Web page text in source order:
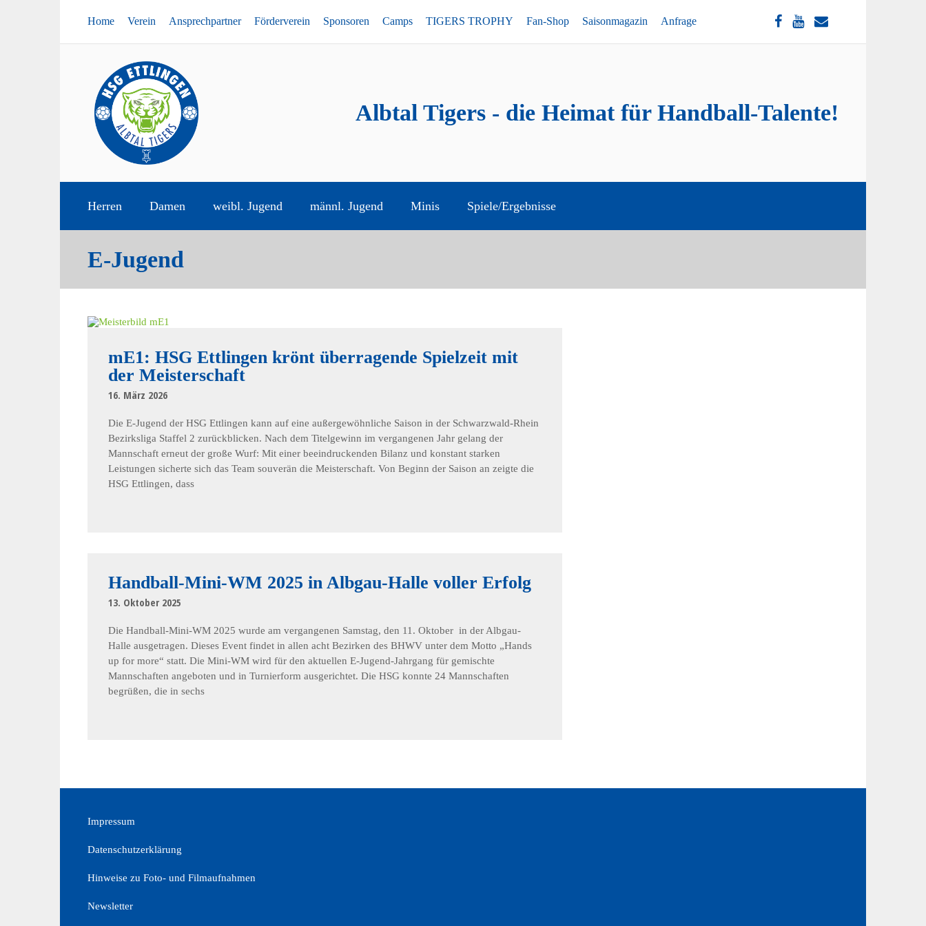
Home Verein Ansprechpartner Förderverein Sponsoren Camps TIGERS TROPHY Fan-Shop Saisonmagazin Anfrage
Albtal Tigers - die Heimat für Handball-Talente!
Herren Damen weibl. Jugend männl. Jugend Minis Spiele/Ergebnisse
E-Jugend
mE1: HSG Ettlingen krönt überragende Spielzeit mit
der Meisterschaft
16. März 2026
Die E-Jugend der HSG Ettlingen kann auf eine außergewöhnliche Saison in der Schwarzwald-Rhein
Bezirksliga Staffel 2 zurückblicken. Nach dem Titelgewinn im vergangenen Jahr gelang der
Mannschaft erneut der große Wurf: Mit einer beeindruckenden Bilanz und konstant starken
Leistungen sicherte sich das Team souverän die Meisterschaft. Von Beginn der Saison an zeigte die
HSG Ettlingen, dass
Handball-Mini-WM 2025 in Albgau-Halle voller Erfolg
13. Oktober 2025
Die Handball-Mini-WM 2025 wurde am vergangenen Samstag, den 11. Oktober in der Albgau-
Halle ausgetragen. Dieses Event findet in allen acht Bezirken des BHWV unter dem Motto „Hands
up for more“ statt. Die Mini-WM wird für den aktuellen E-Jugend-Jahrgang für gemischte
Mannschaften angeboten und in Turnierform ausgerichtet. Die HSG konnte 24 Mannschaften
begrüßen, die in sechs
Impressum
Datenschutzerklärung
Hinweise zu Foto- und Filmaufnahmen
Newsletter